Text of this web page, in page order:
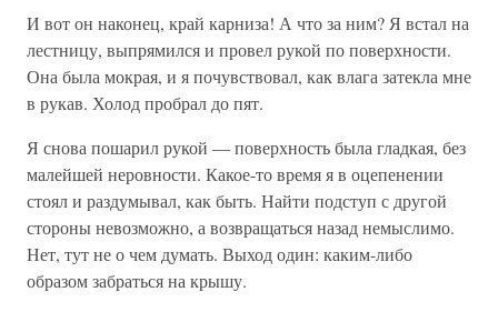
И вот он наконец, край карниза! А что за ним? Я встал на
лестницу, выпрямился и провел рукой по поверхности.
Она была мокрая, и я почувствовал, как влага затекла мне
в рукав. Холод пробрал до пят.
Я снова пошарил рукой — поверхность была гладкая, без
малейшей неровности. Какое-то время я в оцепенении
стоял и раздумывал, как быть. Найти подступ с другой
стороны невозможно, а возвращаться назад немыслимо.
Нет, тут не о чем думать. Выход один: каким-либо
образом забраться на крышу.